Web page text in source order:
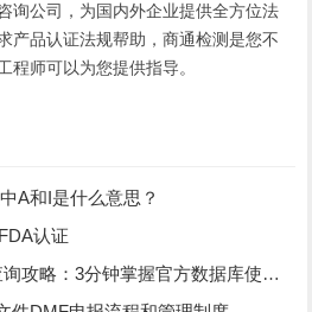
询公司，为国内外企业提供全方位法
产品认证法规帮助，商通检测是您不
程师可以为您提供指导。
A和I是什么意思？
认证
略：3分钟掌握官方数据库使用技巧